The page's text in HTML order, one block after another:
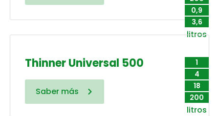
0,9
3,6
litros
1
4
18
200
litros
Thinner Universal 500
Saber más